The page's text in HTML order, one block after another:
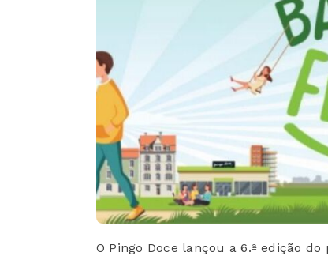
O Pingo Doce lançou a 6.ª edição